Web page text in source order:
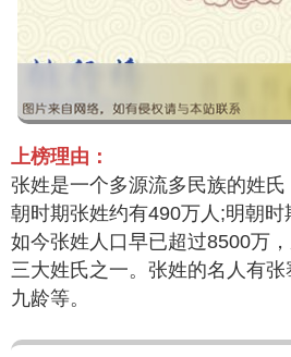
上榜理由：
张姓是一个多源流多民族的姓
朝时期张姓约有490万人;明朝
如今张姓人口早已超过8500万
三大姓氏之一。张姓的名人有
九龄等。